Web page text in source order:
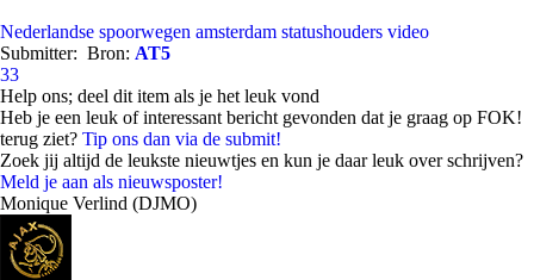
Nederlandse spoorwegen amsterdam statushouders video
Submitter: Bron: AT5
33
Help ons; deel dit item als je het leuk vond
Heb je een leuk of interessant bericht gevonden dat je graag op FOK!
terug ziet? Tip ons dan via de submit!
Zoek jij altijd de leukste nieuwtjes en kun je daar leuk over schrijven?
Meld je aan als nieuwsposter!
Monique Verlind (DJMO)